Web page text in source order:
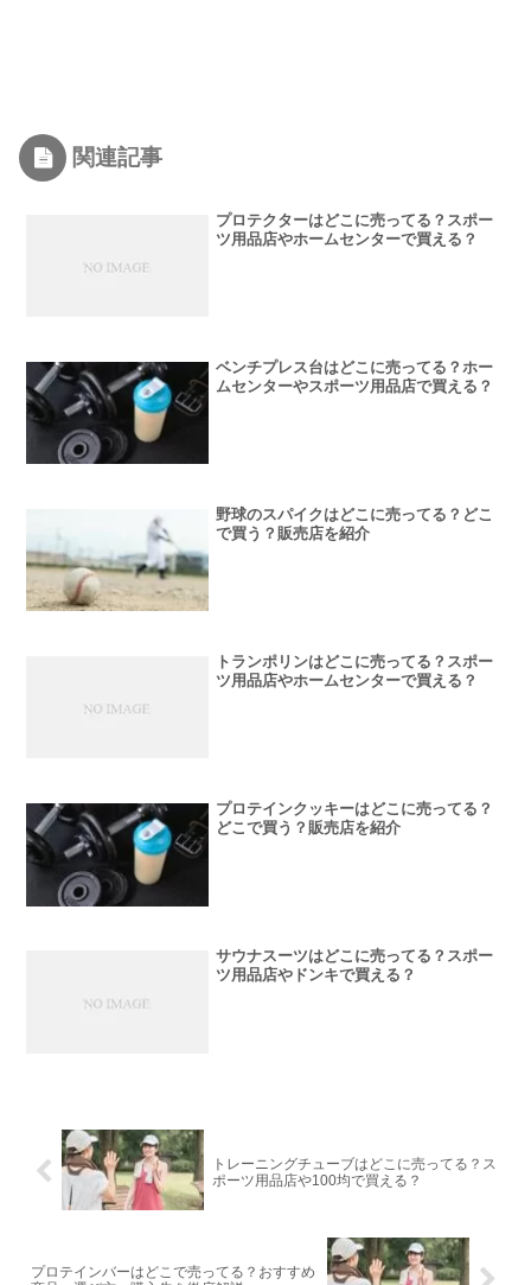
関連記事
プロテクターはどこに売ってる？スポー
ツ用品店やホームセンターで買える？
ベンチプレス台はどこに売ってる？ホー
ムセンターやスポーツ用品店で買える？
野球のスパイクはどこに売ってる？どこ
で買う？販売店を紹介
トランポリンはどこに売ってる？スポー
ツ用品店やホームセンターで買える？
プロテインクッキーはどこに売ってる？
どこで買う？販売店を紹介
サウナスーツはどこに売ってる？スポー
ツ用品店やドンキで買える？
トレーニングチューブはどこに売ってる？ス
ポーツ用品店や100均で買える？
プロテインバーはどこで売ってる？おすすめ